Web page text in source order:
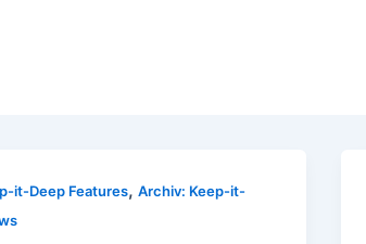
it-Deep Features, Archiv: Keep-it-